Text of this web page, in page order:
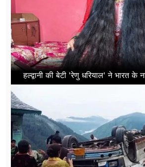
हल्द्वानी की बेटी 'रेणु धरियाल' ने भारत के